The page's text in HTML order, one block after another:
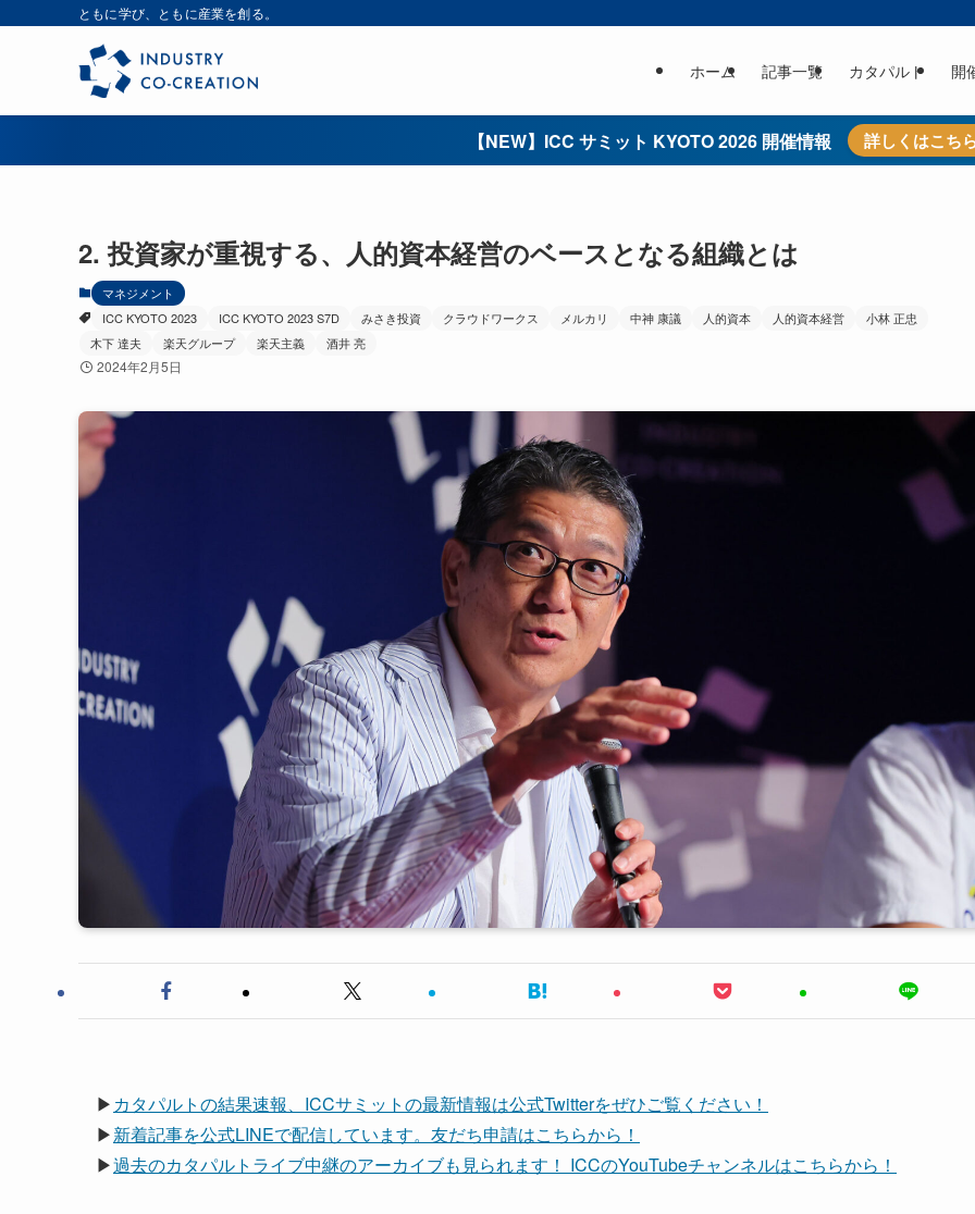
ともに学び、ともに産業を創る。
ホーム 記事一覧 カタパルト 開
【NEW】ICC サミット KYOTO 2026 開催情報 詳しくはこち
2. 投資家が重視する、人的資本経営のベースとなる組織とは
マネジメント
ICC KYOTO 2023
ICC KYOTO 2023 S7D みさき投資 クラウドワークス メルカリ 中神 康議 人的資本 人的資本経営
小林 正忠
木下 達夫
楽天グループ 楽天主義 酒井 亮
2024年2月5日
▶ カタパルトの結果速報、ICCサミットの最新情報は公式Twitterをぜひご覧ください！
▶新着記事を公式LINEで配信しています。友だち申請はこちらから！
▶過去のカタパルトライブ中継のアーカイブも見られます！ ICCのYouTubeチャンネルはこちらから！